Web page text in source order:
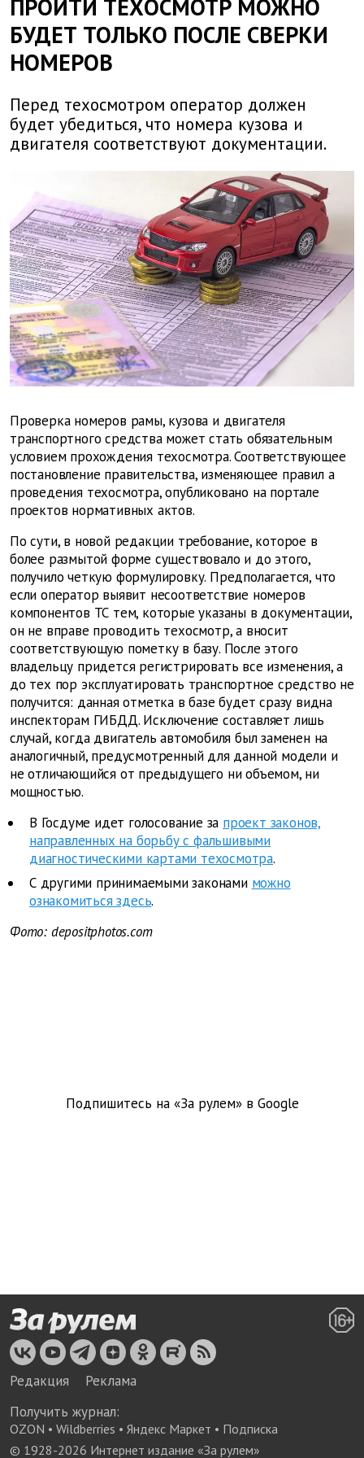
ПРОЙТИ ТЕХОСМОТР МОЖНО
БУДЕТ ТОЛЬКО ПОСЛЕ СВЕРКИ
НОМЕРОВ
Перед техосмотром оператор должен
будет убедиться, что номера кузова и
двигателя соответствуют документации.
Проверка номеров рамы, кузова и двигателя
транспортного средства может стать обязательным
условием прохождения техосмотра. Соответствующее
постановление правительства, изменяющее правил а
проведения техосмотра, опубликовано на портале
проектов нормативных актов.
По сути, в новой редакции требование, которое в
более размытой форме существовало и до этого,
получило четкую формулировку. Предполагается, что
если оператор выявит несоответствие номеров
компонентов ТС тем, которые указаны в документации,
он не вправе проводить техосмотр, а вносит
соответствующую пометку в базу. После этого
владельцу придется регистрировать все изменения, а
до тех пор эксплуатировать транспортное средство не
получится: данная отметка в базе будет сразу видна
инспекторам ГИБДД. Исключение составляет лишь
случай, когда двигатель автомобиля был заменен на
аналогичный, предусмотренный для данной модели и
не отличающийся от предыдущего ни объемом, ни
мощностью.
В Госдуме идет голосование за проект законов,
направленных на борьбу с фальшивыми
диагностическими картами техосмотра.
С другими принимаемыми законами можно
ознакомиться здесь.
Фото: depositphotos.com
Подпишитесь на «За рулем» в Google
Редакция
Реклама
Получить журнал:
OZON • Wildberries • Яндекс Маркет • Подписка
© 1928-2026 Интернет издание «За рулем»